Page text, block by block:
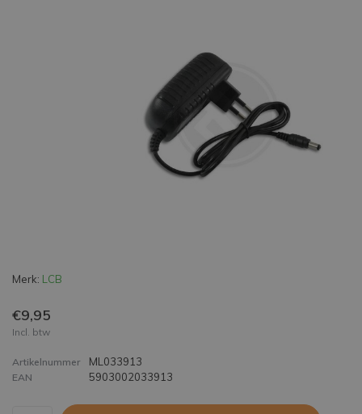
Merk: LCB
€9,95
Incl. btw
Artikelnummer ML033913
EAN 5903002033913